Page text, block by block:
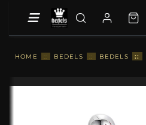
HOME :: BEDELS :: BEDELS ::